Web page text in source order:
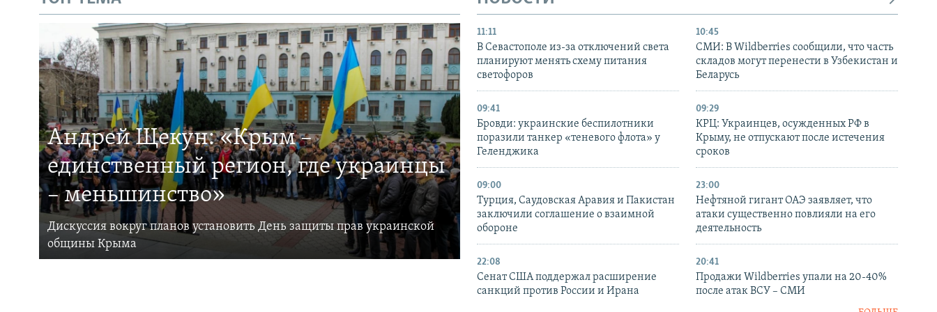
Андрей Щекун: «Крым –
единственный регион, где украинцы
– меньшинство»
Дискуссия вокруг планов установить День защиты прав украинской
общины Крыма
11:11
В Севастополе из-за отключений света
планируют менять схему питания
светофоров
10:45
СМИ: В Wildberries сообщили, что часть
складов могут перенести в Узбекистан и
Беларусь
09:41
Бровди: украинские беспилотники
поразили танкер «теневого флота» у
Геленджика
09:29
КРЦ: Украинцев, осужденных РФ в
Крыму, не отпускают после истечения
сроков
09:00
Турция, Саудовская Аравия и Пакистан
заключили соглашение о взаимной
обороне
23:00
Нефтяной гигант ОАЭ заявляет, что
атаки существенно повлияли на его
деятельность
22:08
Сенат США поддержал расширение
санкций против России и Ирана
20:41
Продажи Wildberries упали на 20-40%
после атак ВСУ – СМИ